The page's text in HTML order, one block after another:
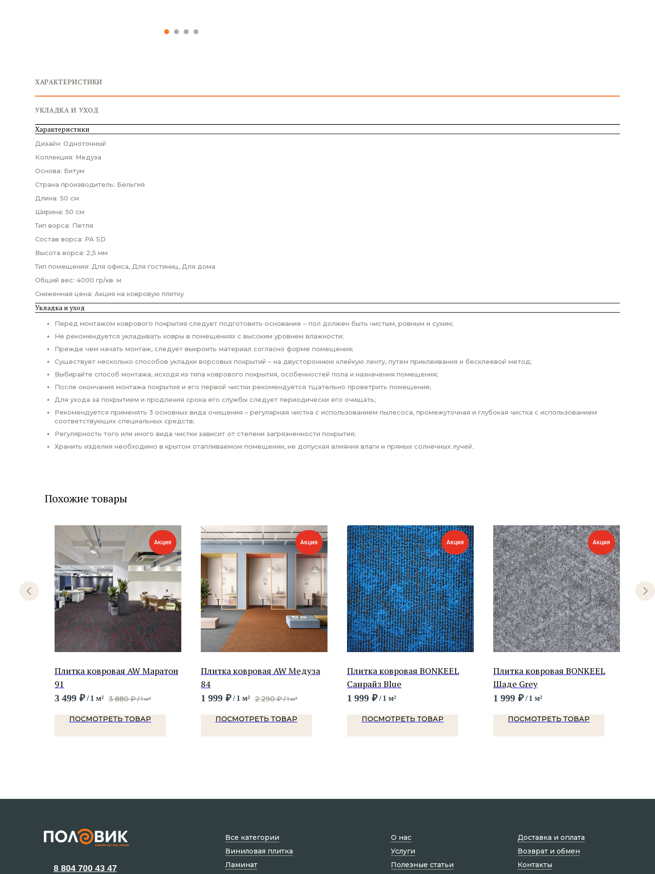
ХАРАКТЕРИСТИКИ
УКЛАДКА И УХОД
Характеристики
Дизайн: Однотонный
Коллекция: Медуза
Основа: Битум
Страна производитель: Бельгия
Длина: 50 см
Ширина: 50 см
Тип ворса: Петля
Состав ворса: PA SD
Высота ворса: 2,5 мм
Тип помещения: Для офиса, Для гостиниц, Для дома
Общий вес: 4000 гр/кв. м
Сниженная цена: Акция на ковровую плитку
Укладка и уход
Перед монтажом коврового покрытия следует подготовить основание – пол должен быть чистым, ровным и сухим;
Не рекомендуется укладывать ковры в помещениях с высоким уровнем влажности;
Прежде чем начать монтаж, следует выкроить материал согласно форме помещения;
Существует несколько способов укладки ворсовых покрытий – на двустороннюю клейкую ленту, путем приклеивания и бесклеевой метод;
Выбирайте способ монтажа, исходя из типа коврового покрытия, особенностей пола и назначения помещения;
После окончания монтажа покрытия и его первой чистки рекомендуется тщательно проветрить помещение;
Для ухода за покрытием и продления срока его службы следует периодически его очищать;
Рекомендуется применять 3 основных вида очищения – регулярная чистка с использованием пылесоса, промежуточная и глубокая чистка с использованием
соответствующих специальных средств;
Регулярность того или иного вида чистки зависит от степени загрязненности покрытия;
Хранить изделия необходимо в крытом отапливаемом помещении, не допуская влияния влаги и прямых солнечных лучей.
Похожие товары
Акция
Плитка ковровая AW Маратон
91
3 499 ₽/ 1 м² 3 880 ₽ / 1 м²
ПОСМОТРЕТЬ ТОВАР
Акция
Плитка ковровая AW Медуза
84
1 999 ₽/ 1 м² 2 290 ₽ / 1 м²
ПОСМОТРЕТЬ ТОВАР
Акция
Плитка ковровая BONKEEL
Санрайз Blue
1 999 ₽/ 1 м²
ПОСМОТРЕТЬ ТОВАР
Акция
Плитка ковровая BONKEEL
Шаде Grey
1 999 ₽/ 1 м²
ПОСМОТРЕТЬ ТОВАР
8 804 700 43 47
О нас
Услуги
Полезные статьи
Доставка и оплата
Возврат и обмен
Контакты
Все категории
Виниловая плитка
Ламинат